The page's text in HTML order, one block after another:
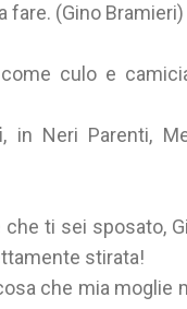
a fare. (Gino Bramieri)
culo e
, in Neri Parenti,
ti sei sposato,
stirata!
che mia moglie